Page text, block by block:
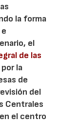
la forma
el
de las
la
de
del
Centrales
el centro